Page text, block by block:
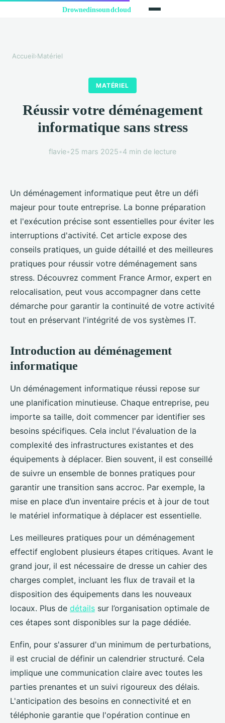
Accueil›Matériel
MATÉRIEL
Réussir votre déménagement
informatique sans stress
flavie•25 mars 2025•4 min de lecture
Un déménagement informatique peut être un défi
majeur pour toute entreprise. La bonne préparation
et l'exécution précise sont essentielles pour éviter les
interruptions d'activité. Cet article expose des
conseils pratiques, un guide détaillé et des meilleures
pratiques pour réussir votre déménagement sans
stress. Découvrez comment France Armor, expert en
relocalisation, peut vous accompagner dans cette
démarche pour garantir la continuité de votre activité
tout en préservant l'intégrité de vos systèmes IT.
Introduction au déménagement
informatique
Un déménagement informatique réussi repose sur
une planification minutieuse. Chaque entreprise, peu
importe sa taille, doit commencer par identifier ses
besoins spécifiques. Cela inclut l'évaluation de la
complexité des infrastructures existantes et des
équipements à déplacer. Bien souvent, il est conseillé
de suivre un ensemble de bonnes pratiques pour
garantir une transition sans accroc. Par exemple, la
mise en place d’un inventaire précis et à jour de tout
le matériel informatique à déplacer est essentielle.
Les meilleures pratiques pour un déménagement
effectif englobent plusieurs étapes critiques. Avant le
grand jour, il est nécessaire de dresse un cahier des
charges complet, incluant les flux de travail et la
disposition des équipements dans les nouveaux
locaux. Plus de détails sur l’organisation optimale de
ces étapes sont disponibles sur la page dédiée.
Enfin, pour s'assurer d'un minimum de perturbations,
il est crucial de définir un calendrier structuré. Cela
implique une communication claire avec toutes les
parties prenantes et un suivi rigoureux des délais.
L'anticipation des besoins en connectivité et en
téléphonie garantie que l'opération continue en